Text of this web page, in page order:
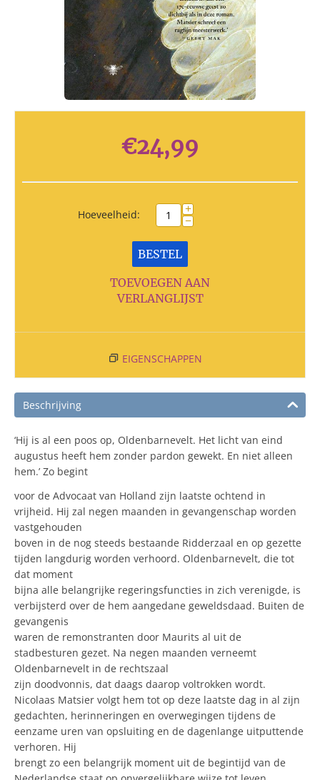
€24,99
Hoeveelheid: +
−
BESTEL
TOEVOEGEN AAN
VERLANGLIJST
EIGENSCHAPPEN
Beschrijving
‘Hij is al een poos op, Oldenbarnevelt. Het licht van eind
augustus heeft hem zonder pardon gewekt. En niet alleen
hem.’ Zo begint
voor de Advocaat van Holland zijn laatste ochtend in
vrijheid. Hij zal negen maanden in gevangenschap worden
vastgehouden
boven in de nog steeds bestaande Ridderzaal en op gezette
tijden langdurig worden verhoord. Oldenbarnevelt, die tot
dat moment
bijna alle belangrijke regeringsfuncties in zich verenigde, is
verbijsterd over de hem aangedane geweldsdaad. Buiten de
gevangenis
waren de remonstranten door Maurits al uit de
stadbesturen gezet. Na negen maanden verneemt
Oldenbarnevelt in de rechtszaal
zijn doodvonnis, dat daags daarop voltrokken wordt.
Nicolaas Matsier volgt hem tot op deze laatste dag in al zijn
gedachten, herinneringen en overwegingen tijdens de
eenzame uren van opsluiting en de dagenlange uitputtende
verhoren. Hij
brengt zo een belangrijk moment uit de begintijd van de